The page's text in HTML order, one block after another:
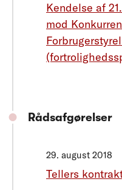
Kendelse af
mod
Rådsafgørelser
29. august 2018
Tellers